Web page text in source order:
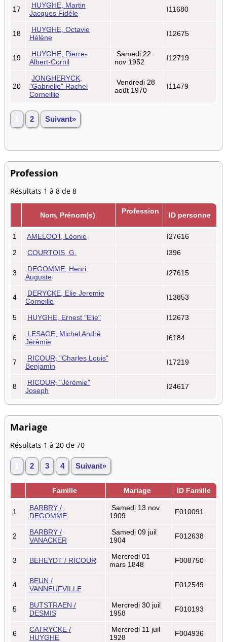
17
HUYGHE, Martin
Jacques Fidéle
I11680
18
HUYGHE, Octavie
Hélène
I12675
19
HUYGHE, Pierre-
Albert-Cornil
Samedi 22
nov 1952
I12719
20
JONGHERYCK,
"Gabrielle" Rachel
Corneillie
Vendredi 28
août 1970
I11479
2 Suivant»
Profession
Résultats 1 à 8 de 8
Nom, Prénom(s) Profession ID personne
1 AMELOOT, Léonie
I27616
2
COURTOIS, G. I396
3
DEGOMME, Henri
Auguste
I27615
4
DERYCKE, Elie Jeremie
Corneille
I13853
5 HUYGHE, Ernest "Elie" I12673
6
LESAGE, Michel André
Jérèmie
I6184
7
RICOUR, "Charles Louis"
Benjamin
I17219
8
RICOUR, "Jérémie"
Joseph
I24617
Mariage
Résultats 1 à 20 de 70
2 3 4 Suivant»
Famille Mariage ID Famille
1
BARBRY /
DEGOMME
Samedi 13 nov
1909
F010091
2
BARBRY /
VANACKER
Samedi 09 juil
1904
F012638
3 BEHEYDT / RICOUR
Mercredi 01
mars 1848
F008750
4
BEUN /
VANNEUFVILLE
F012549
5
BUTSTRAEN /
DESMIS
Mercredi 30 juil
1958
F010193
6
CATRYCKE /
HUYGHE
Mercredi 11 juil
1928
F004936